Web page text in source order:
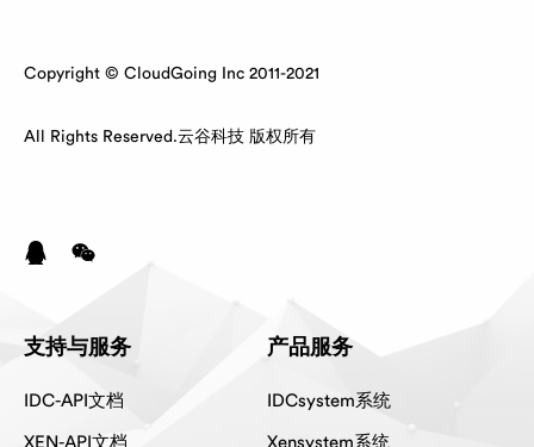
Copyright © CloudGoing Inc 2011-2021
All Rights Reserved.云谷科技 版权所有
支持与服务
IDC-API文档
XEN-API文档
产品服务
IDCsystem系统
Xensystem系统